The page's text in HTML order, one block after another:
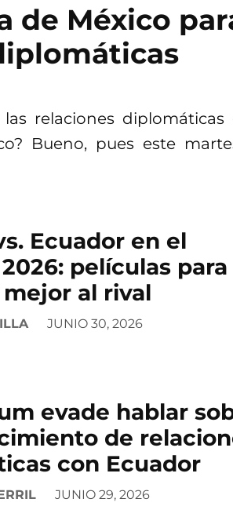
de México
relaciones diplomáticas
Bueno, pues este
Ecuador en el
películas para
al rival
JUNIO 30, 2026
evade hablar
de
con Ecuador
JUNIO 29, 2026